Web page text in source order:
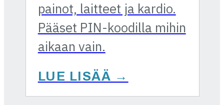
painot, laitteet ja kardio.
Pääset PIN-koodilla mihin
aikaan vain.
LUE LISÄÄ →